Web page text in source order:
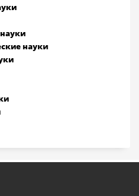
науки